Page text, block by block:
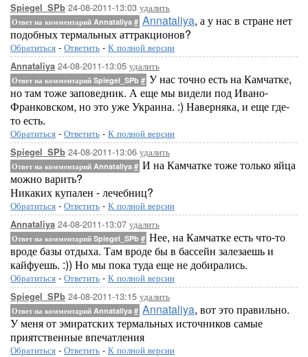
Spiegel_SPb 24-08-2011-13:03 удалить
Ответ на комментарий Annataliya # Annataliya, а у нас в стране нет
подобных термальных аттракционов?
Обратиться - Ответить - К полной версии
Annataliya 24-08-2011-13:05 удалить
Ответ на комментарий Spiegel_SPb # У нас точно есть на Камчатке,
но там тоже заповедник. А еще мы видели под Ивано-
Франковском, но это уже Украина. :) Наверняка, и еще где-
то есть.
Обратиться - Ответить - К полной версии
Spiegel_SPb 24-08-2011-13:06 удалить
Ответ на комментарий Annataliya # И на Камчатке тоже только яйца
можно варить?
Никаких купален - лечебниц?
Обратиться - Ответить - К полной версии
Annataliya 24-08-2011-13:07 удалить
Ответ на комментарий Spiegel_SPb # Нее, на Камчатке есть что-то
вроде базы отдыха. Там вроде бы в бассейн залезаешь и
кайфуешь. :)) Но мы пока туда еще не добирались.
Обратиться - Ответить - К полной версии
Spiegel_SPb 24-08-2011-13:15 удалить
Ответ на комментарий Annataliya # Annataliya, вот это правильно.
У меня от эмиратских термальных источников самые
приятственные впечатления
Обратиться - Ответить - К полной версии